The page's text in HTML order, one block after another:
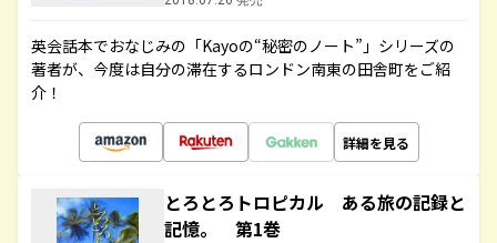
英会話本でおなじみの「Kayoの“秘密のノート”」シリーズの
著者が、今度は自分の滞在するロンドン南東の田舎町をご紹
介！
詳細を見る
とろとろトロピカル ある旅の記録と
記憶。 第1巻